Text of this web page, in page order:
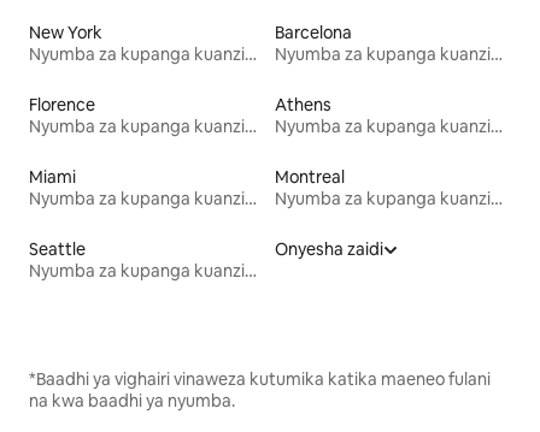
New York
Nyumba za kupanga kuanzia mwezi mmoja
Barcelona
Nyumba za kupanga kuanzia mwezi mmoja
Florence
Nyumba za kupanga kuanzia mwezi mmoja
Athens
Nyumba za kupanga kuanzia mwezi mmoja
Miami
Nyumba za kupanga kuanzia mwezi mmoja
Montreal
Nyumba za kupanga kuanzia mwezi mmoja
Seattle
Nyumba za kupanga kuanzia mwezi mmoja
Onyesha zaidi
*Baadhi ya vighairi vinaweza kutumika katika maeneo fulani
na kwa baadhi ya nyumba.